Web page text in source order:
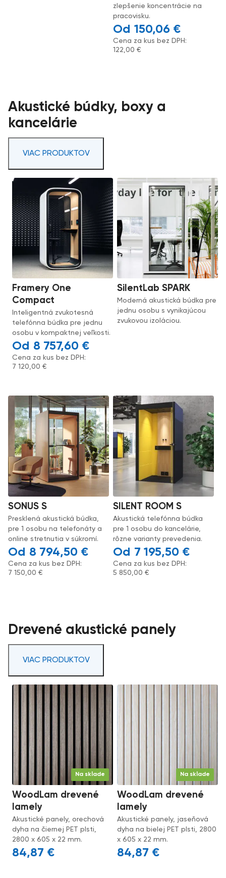
zlepšenie koncentrácie na
pracovisku.
150,06 €
Cena za kus bez DPH:
122,00 €
Akustické búdky, boxy a
kancelárie
VIAC PRODUKTOV
Framery One
Compact
Inteligentná zvukotesná
telefónna búdka pre jednu
osobu v kompaktnej veľkosti.
8 757,60 €
Cena za kus bez DPH:
7 120,00€
SilentLab SPARK
Moderná akustická búdka pre
jednu osobu s vynikajúcou
zvukovou izoláciou.
SONUS S
Presklená akustická búdka,
pre 1 osobu na telefonáty a
online stretnutia v súkromí.
8 794,50 €
Cena za kus bez DPH:
7 150,00 €
SILENT ROOM S
Akustická telefónna búdka
pre 1 osobu do kancelárie,
rôzne varianty prevedenia.
7 195,50 €
Cena za kus bez DPH:
5 850,00 €
Drevené akustické panely
VIAC PRODUKTOV
Na sklade
WoodLam drevené
lamely
Akustické panely, orechová
dyha na čiernej PET plsti,
2800 x 605 x 22 mm.
84,87 €
Na sklade
WoodLam drevené
lamely
Akustické panely, jaseňová
dyha na bielej PET plsti, 2800
x 605 x 22 mm.
84,87 €